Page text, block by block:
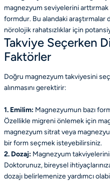
magnezyum seviyelerini
formdur. Bu alandaki
nörolojik rahatsızlıklar için
Takviye Seçerken
Faktörler
Doğru magnezyum takviyesini
alınmasını gerektirir:
1. Emilim: Magnezyumun bazı
Özellikle migreni önlemek için
magnezyum sitrat veya
bir form seçmek isteyebilirsiniz.
2. Dozaj: Magnezyum
Doktorunuz, bireysel
dozajı belirlemenize yardımcı